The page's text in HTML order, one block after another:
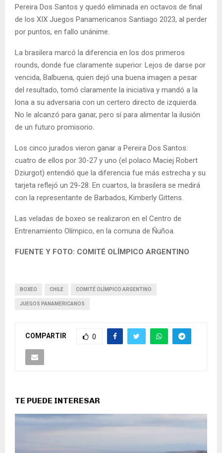
Pereira Dos Santos y quedó eliminada en octavos de final
de los XIX Juegos Panamericanos Santiago 2023, al perder
por puntos, en fallo unánime.
La brasilera marcó la diferencia en los dos primeros
rounds, donde fue claramente superior. Lejos de darse por
vencida, Balbuena, quien dejó una buena imagen a pesar
del resultado, tomó claramente la iniciativa y mandó a la
lona a su adversaria con un certero directo de izquierda.
No le alcanzó para ganar, pero sí para alimentar la ilusión
de un futuro promisorio.
Los cinco jurados vieron ganar a Pereira Dos Santos:
cuatro de ellos por 30-27 y uno (el polaco Maciej Robert
Dziurgot) entendió que la diferencia fue más estrecha y su
tarjeta reflejó un 29-28. En cuartos, la brasilera se medirá
con la representante de Barbados, Kimberly Gittens.
Las veladas de boxeo se realizaron en el Centro de
Entrenamiento Olímpico, en la comuna de Ñuñoa.
FUENTE Y FOTO: COMITÉ OLÍMPICO ARGENTINO
BOXEO CHILE COMITÉ OLÍMPICO ARGENTINO
JUEGOS PANAMERICANOS
COMPARTIR 0
TE PUEDE INTERESAR